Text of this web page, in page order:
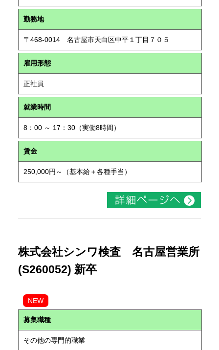
勤務地
〒468-0014 名古屋市天白区中平１丁目７０５
雇用形態
正社員
就業時間
8：00 ～ 17：30（実働8時間）
賃金
250,000円～（基本給＋各種手当）
株式会社シンワ検査 名古屋営業所
(S260052) 新卒
NEW
募集職種
その他の専門的職業